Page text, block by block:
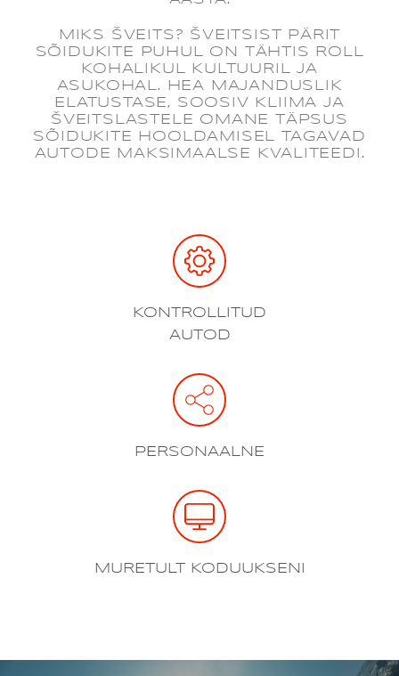
MIKS ŠVEITS? ŠVEITSIST PÄRIT
SÕIDUKITE PUHUL ON TÄHTIS ROLL
KOHALIKUL KULTUURIL JA
ASUKOHAL. HEA MAJANDUSLIK
ELATUSTASE, SOOSIV KLIIMA JA
ŠVEITSLASTELE OMANE TÄPSUS
SÕIDUKITE HOOLDAMISEL TAGAVAD
AUTODE MAKSIMAALSE KVALITEEDI.
KONTROLLITUD
AUTOD
PERSONAALNE
MURETULT KODUUKSENI